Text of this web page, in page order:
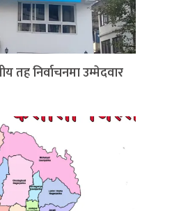
तह निर्वाचनमा उम्मेदवार